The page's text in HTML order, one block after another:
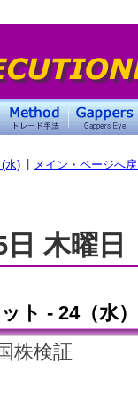
水) メイン・ページへ
木曜日
ト - 24（水）
株検証